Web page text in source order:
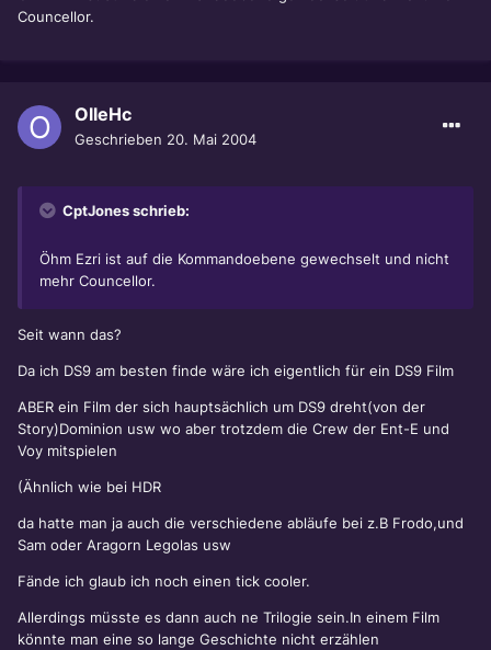
Councellor.
OlleHc
Geschrieben 20. Mai 2004
CptJones schrieb:
Öhm Ezri ist auf die Kommandoebene gewechselt und nicht
mehr Councellor.
Seit wann das?
Da ich DS9 am besten finde wäre ich eigentlich für ein DS9 Film
ABER ein Film der sich hauptsächlich um DS9 dreht(von der
Story)Dominion usw wo aber trotzdem die Crew der Ent-E und
Voy mitspielen
(Ähnlich wie bei HDR
da hatte man ja auch die verschiedene abläufe bei z.B Frodo,und
Sam oder Aragorn Legolas usw
Fände ich glaub ich noch einen tick cooler.
Allerdings müsste es dann auch ne Trilogie sein.In einem Film
könnte man eine so lange Geschichte nicht erzählen